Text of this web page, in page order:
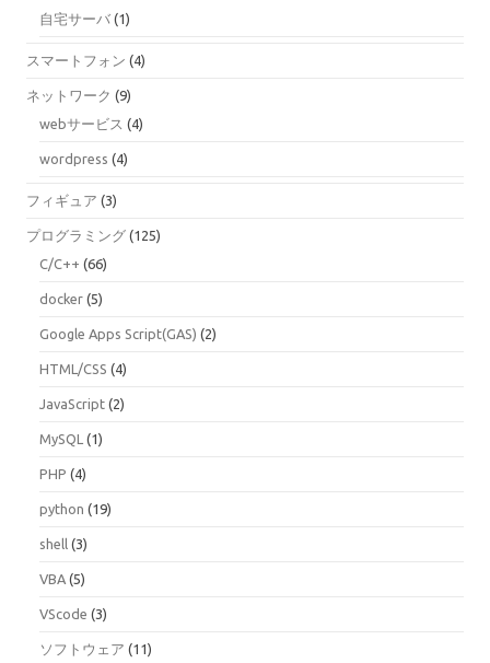
自宅サーバ (1)
スマートフォン (4)
ネットワーク (9)
webサービス (4)
wordpress (4)
フィギュア (3)
プログラミング (125)
C/C++ (66)
docker (5)
Google Apps Script(GAS) (2)
HTML/CSS (4)
JavaScript (2)
MySQL (1)
PHP (4)
python (19)
shell (3)
VBA (5)
VScode (3)
ソフトウェア (11)